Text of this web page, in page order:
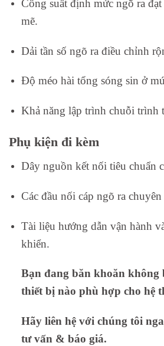
Công suất định mức ngõ ra
mẽ.
Dải tần số ngõ ra điều chỉnh
Độ méo hài tổng sóng sin ở
Khả năng lập trình chuỗi trình
Phụ kiện đi kèm
Dây nguồn kết nối tiêu chuẩn
Các đầu nối cáp ngõ ra
Tài liệu hướng dẫn vận hành
khiển.
Bạn đang băn khoăn không
thiết bị nào phù hợp cho hệ
Hãy liên hệ với chúng tôi
tư vấn & báo giá.